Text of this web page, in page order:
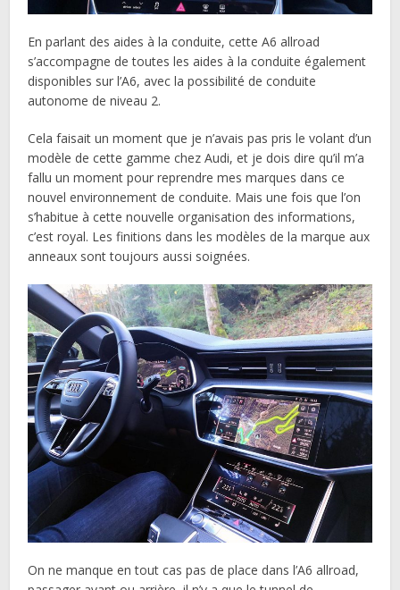
En parlant des aides à la conduite, cette A6 allroad
s’accompagne de toutes les aides à la conduite également
disponibles sur l’A6, avec la possibilité de conduite
autonome de niveau 2.
Cela faisait un moment que je n’avais pas pris le volant d’un
modèle de cette gamme chez Audi, et je dois dire qu’il m’a
fallu un moment pour reprendre mes marques dans ce
nouvel environnement de conduite. Mais une fois que l’on
s’habitue à cette nouvelle organisation des informations,
c’est royal. Les finitions dans les modèles de la marque aux
anneaux sont toujours aussi soignées.
On ne manque en tout cas pas de place dans l’A6 allroad,